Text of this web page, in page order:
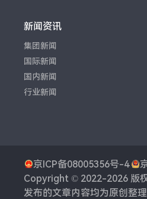
新闻资讯
集团新闻
国际新闻
国内新闻
行业新闻
京ICP备08005356号-4
Copyright © 2022-2026 版
发布的文章内容均为原创整